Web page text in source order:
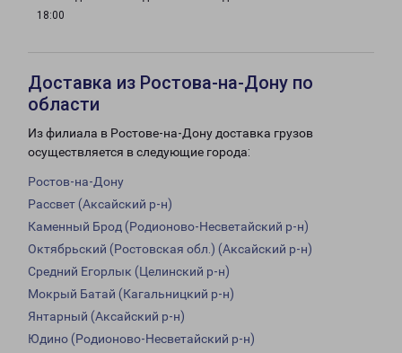
18:00
Доставка из Ростова-на-Дону по
области
Из филиала в Ростове-на-Дону доставка грузов
осуществляется в следующие города:
Ростов-на-Дону
Рассвет (Аксайский р-н)
Каменный Брод (Родионово-Несветайский р-н)
Октябрьский (Ростовская обл.) (Аксайский р-н)
Средний Егорлык (Целинский р-н)
Мокрый Батай (Кагальницкий р-н)
Янтарный (Аксайский р-н)
Юдино (Родионово-Несветайский р-н)